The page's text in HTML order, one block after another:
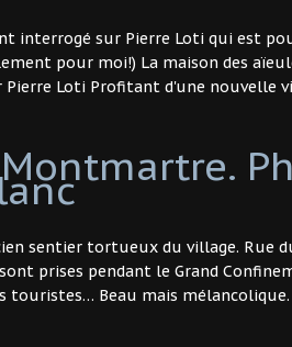
interrogé sur Pierre Loti qui est
pour moi!) La maison des
Pierre Loti Profitant d'une nouvelle
sentier tortueux du village. Rue
prises pendant le Grand
touristes… Beau mais mélancolique.